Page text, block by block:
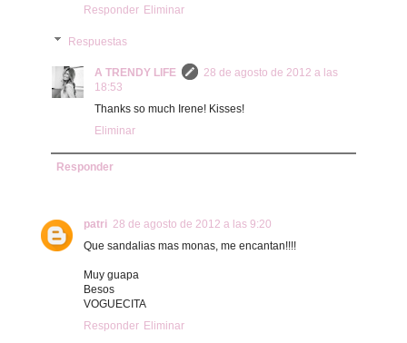
Responder Eliminar
Respuestas
A TRENDY LIFE
28 de agosto de 2012 a las
18:53
Thanks so much Irene! Kisses!
Eliminar
Responder
patri 28 de agosto de 2012 a las 9:20
Que sandalias mas monas, me encantan!!!!
Muy guapa
Besos
VOGUECITA
Responder Eliminar